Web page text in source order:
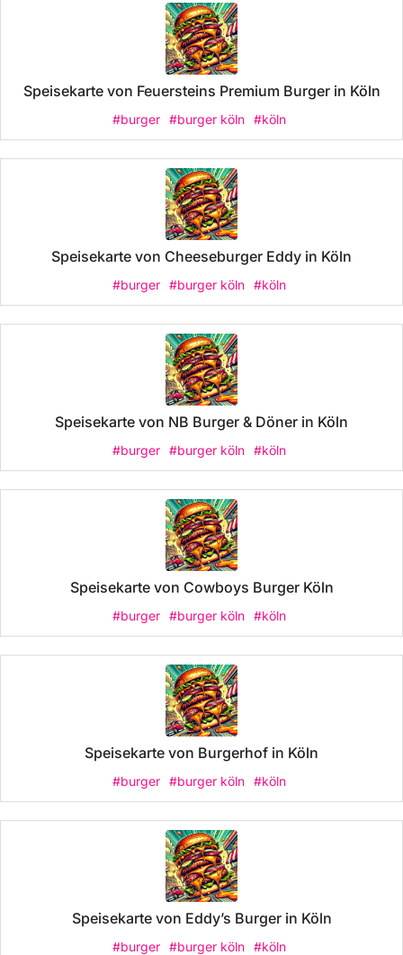
Speisekarte von Feuersteins Premium Burger in Köln
#burger #burger köln #köln
Speisekarte von Cheeseburger Eddy in Köln
#burger #burger köln #köln
Speisekarte von NB Burger & Döner in Köln
#burger #burger köln #köln
Speisekarte von Cowboys Burger Köln
#burger #burger köln #köln
Speisekarte von Burgerhof in Köln
#burger #burger köln #köln
Speisekarte von Eddy’s Burger in Köln
#burger #burger köln #köln